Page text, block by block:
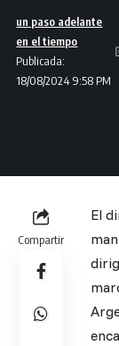
Publicada:
18/08/2024 9:58 PM
un paso adelante
en el tiempo
Compartir
El